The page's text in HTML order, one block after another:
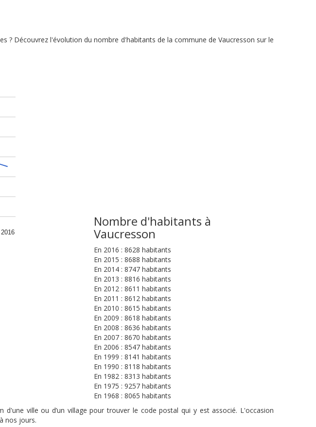
? Découvrez l'évolution du nombre d'habitants de la commune de Vaucresson sur le
2016
Nombre d'habitants à
Vaucresson
En 2016 : 8628 habitants
En 2015 : 8688 habitants
En 2014 : 8747 habitants
En 2013 : 8816 habitants
En 2012 : 8611 habitants
En 2011 : 8612 habitants
En 2010 : 8615 habitants
En 2009 : 8618 habitants
En 2008 : 8636 habitants
En 2007 : 8670 habitants
En 2006 : 8547 habitants
En 1999 : 8141 habitants
En 1990 : 8118 habitants
En 1982 : 8313 habitants
En 1975 : 9257 habitants
En 1968 : 8065 habitants
ville ou d’un village pour trouver le code postal qui y est associé. L'occasion
nos jours.